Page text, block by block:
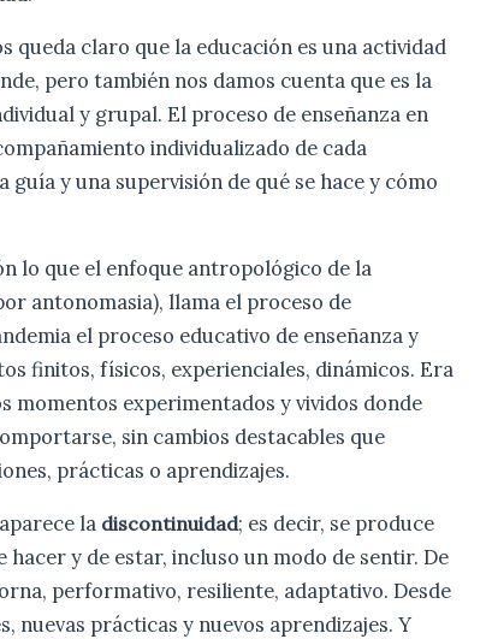
queda claro que la educación es una actividad
pero también nos damos cuenta que es la
y grupal. El proceso de enseñanza en
individualizado de cada
y una supervisión de qué se hace y cómo
lo que el enfoque antropológico de la
antonomasia), llama el proceso de
el proceso educativo de enseñanza y
finitos, físicos, experienciales, dinámicos. Era
momentos experimentados y vividos donde
sin cambios destacables que
prácticas o aprendizajes.
la discontinuidad; es decir, se produce
y de estar, incluso un modo de sentir. De
performativo, resiliente, adaptativo. Desde
nuevas prácticas y nuevos aprendizajes. Y